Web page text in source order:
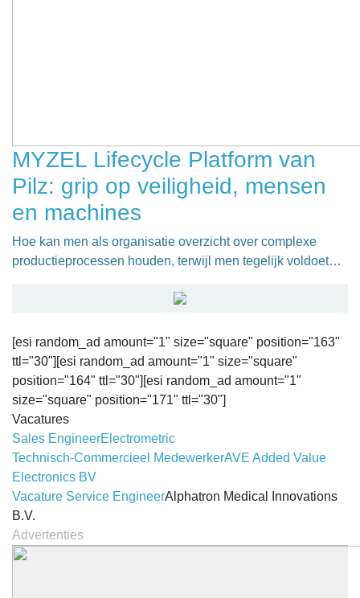
MYZEL Lifecycle Platform van
Pilz: grip op veiligheid, mensen
en machines
Hoe kan men als organisatie overzicht over complexe
productieprocessen houden, terwijl men tegelijk voldoet…
[esi random_ad amount="1" size="square" position="163"
ttl="30"][esi random_ad amount="1" size="square"
position="164" ttl="30"][esi random_ad amount="1"
size="square" position="171" ttl="30"]
Vacatures
Sales EngineerElectrometric
Technisch-Commercieel MedewerkerAVE Added Value
Electronics BV
Vacature Service EngineerAlphatron Medical Innovations
B.V.
Advertenties